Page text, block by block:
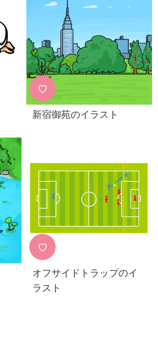
♡
新宿御苑のイラスト
♡
オフサイドトラップのイ
ラスト